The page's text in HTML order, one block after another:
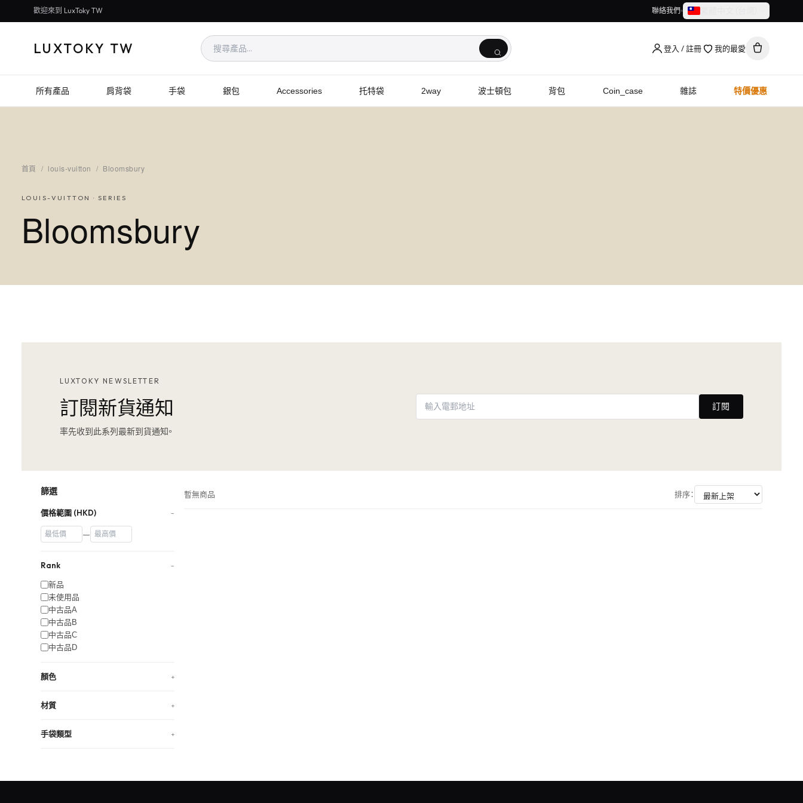
歡迎來到 LuxToky TW 聯絡我們
繁體中文（台灣）
LUXTOKY TW 登入 / 註冊 我的最愛
所有產品 肩背袋 手袋 銀包 Accessories 托特袋 2way 波士頓包 背包 Coin_case 雜誌 特價優惠
首頁 / louis-vuitton / Bloomsbury
LOUIS-VUITTON · SERIES
Bloomsbury
LUXTOKY NEWSLETTER
訂閱新貨通知
率先收到此系列最新到貨通知。
訂閱
篩選
價格範圍 (HKD) −
—
Rank −
新品
未使用品
中古品A
中古品B
中古品C
中古品D
顏色 +
材質 +
手袋類型 +
暫無商品 排序：